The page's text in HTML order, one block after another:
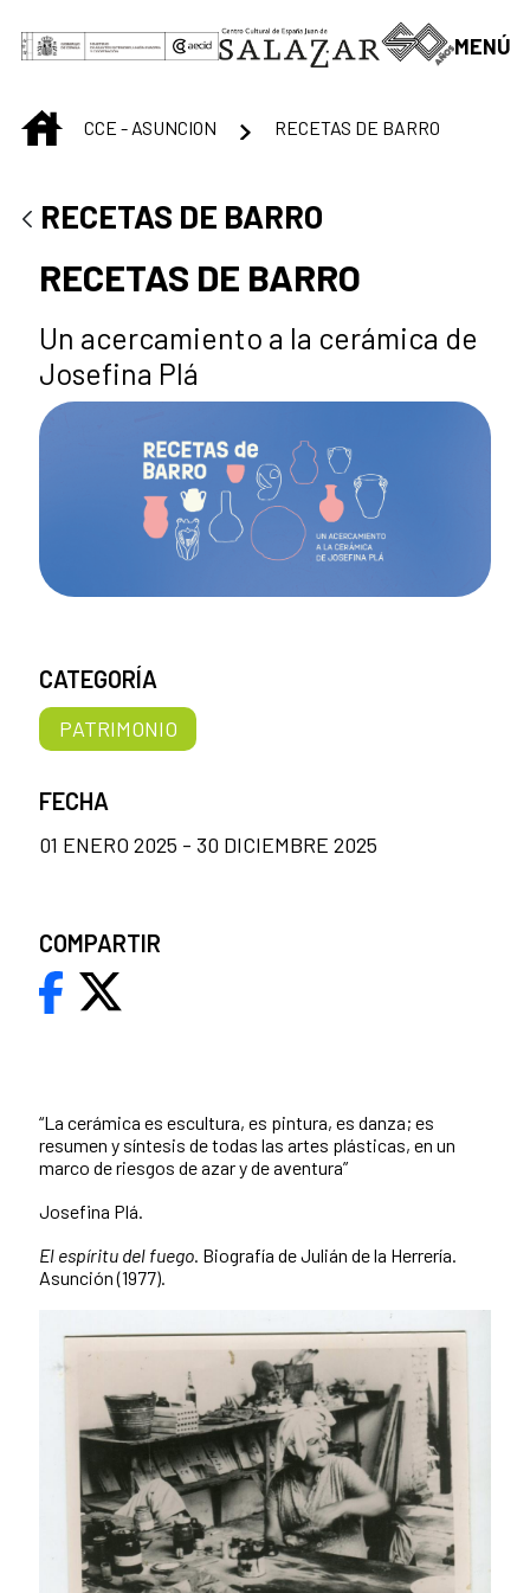
Saltar al contenido principal
MENÚ
INICIOCCE - ASUNCION RECETAS DE BARRO
RECETAS DE BARRO
RECETAS DE BARRO
Un acercamiento a la cerámica de
Josefina Plá
“La cerámica es escultura, es pintura, es danza; es
resumen y síntesis de todas las artes plásticas, en un
marco de riesgos de azar y de aventura”
Josefina Plá.
El espíritu del fuego. Biografía de Julián de la Herrería.
Asunción (1977).
CATEGORÍA
PATRIMONIO
FECHA
01 ENERO 2025 - 30 DICIEMBRE 2025
COMPARTIR